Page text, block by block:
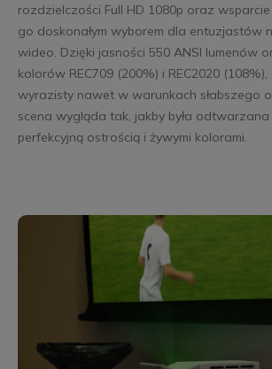
rozdzielczości Full HD 1080p oraz wsparcie
go doskonałym wyborem dla entuzjastów
wideo. Dzięki jasności 550 ANSI lumenów
kolorów REC709 (200%) i REC2020
wyrazisty nawet w warunkach słabszego
scena wygląda tak, jakby była odtwarzana
perfekcyjną ostrością i żywymi kolorami.